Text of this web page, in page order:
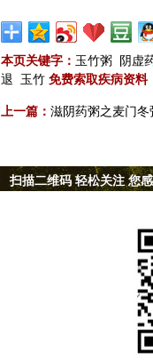
本页关键字： 玉竹粥 阴虚
退
玉竹 免费索取疾病资料
上一篇： 滋阴药粥之麦门冬
扫描二维码 轻松关注 您